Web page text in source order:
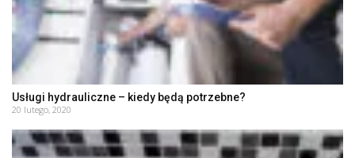
Usługi hydrauliczne – kiedy będą potrzebne?
20 lutego, 2020